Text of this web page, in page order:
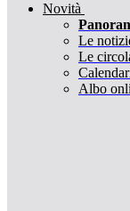
Novità
Le
Le
Albo